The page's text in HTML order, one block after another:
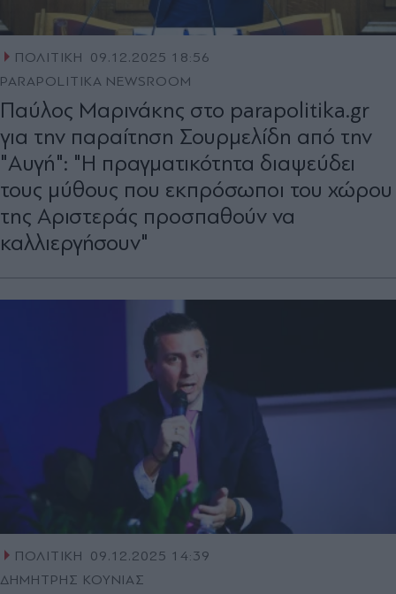
ΠΟΛΙΤΙΚΗ
09.12.2025 18:56
PARAPOLITIKA NEWSROOM
Παύλος Μαρινάκης στο parapolitika.gr
για την παραίτηση Σουρμελίδη από την
"Αυγή": "Η πραγματικότητα διαψεύδει
τους μύθους που εκπρόσωποι του χώρου
της Αριστεράς προσπαθούν να
καλλιεργήσουν"
ΠΟΛΙΤΙΚΗ
09.12.2025 14:39
ΔΗΜΗΤΡΗΣ ΚΟΥΝΙΑΣ